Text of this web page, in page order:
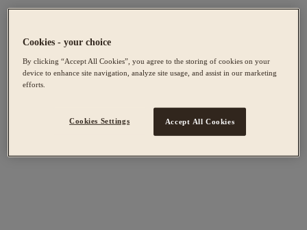
Cookies - your choice
By clicking “Accept All Cookies”, you agree to the storing of cookies on your
device to enhance site navigation, analyze site usage, and assist in our marketing
efforts.
Cookies Settings Accept All Cookies